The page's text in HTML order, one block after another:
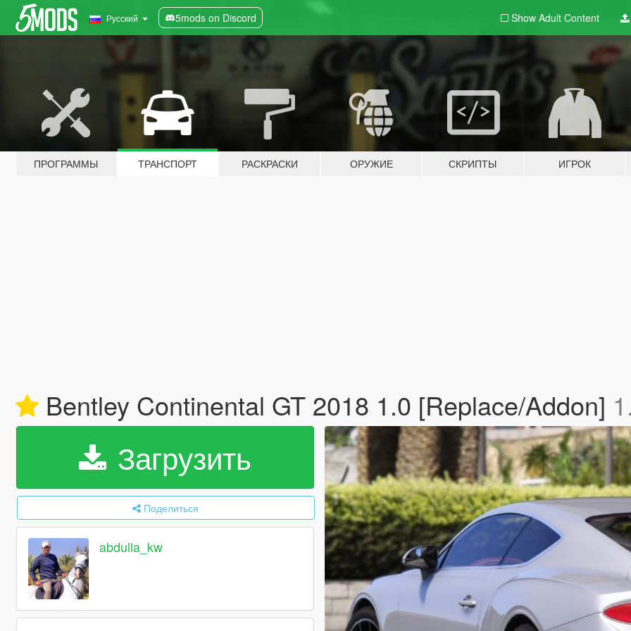
Русский 5mods on Discord Show Adult Content
ПРОГРАММЫ ТРАНСПОРТ РАСКРАСКИ ОРУЖИЕ СКРИПТЫ ИГРОК
Bentley Continental GT 2018 1.0 [Replace/Addon]
Загрузить
Поделиться
abdulla_kw